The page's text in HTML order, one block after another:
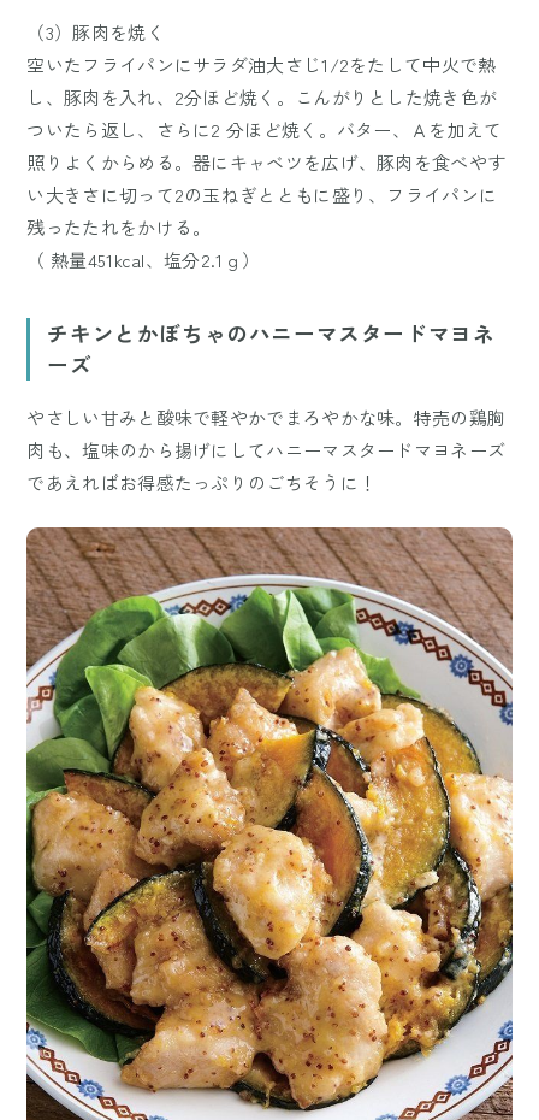
（3）豚肉を焼く
空いたフライパンにサラダ油大さじ1/2をたして中火で熱
し、豚肉を入れ、2分ほど焼く。こんがりとした焼き色が
ついたら返し、さらに2 分ほど焼く。バター、Ａを加えて
照りよくからめる。器にキャベツを広げ、豚肉を食べやす
い大きさに切って2の玉ねぎとともに盛り、フライパンに
残ったたれをかける。
（ 熱量451kcal、塩分2.1ｇ）
チキンとかぼちゃのハニーマスタードマヨネ
ーズ
やさしい甘みと酸味で軽やかでまろやかな味。特売の鶏胸
肉も、塩味のから揚げにしてハニーマスタードマヨネーズ
であえればお得感たっぷりのごちそうに！